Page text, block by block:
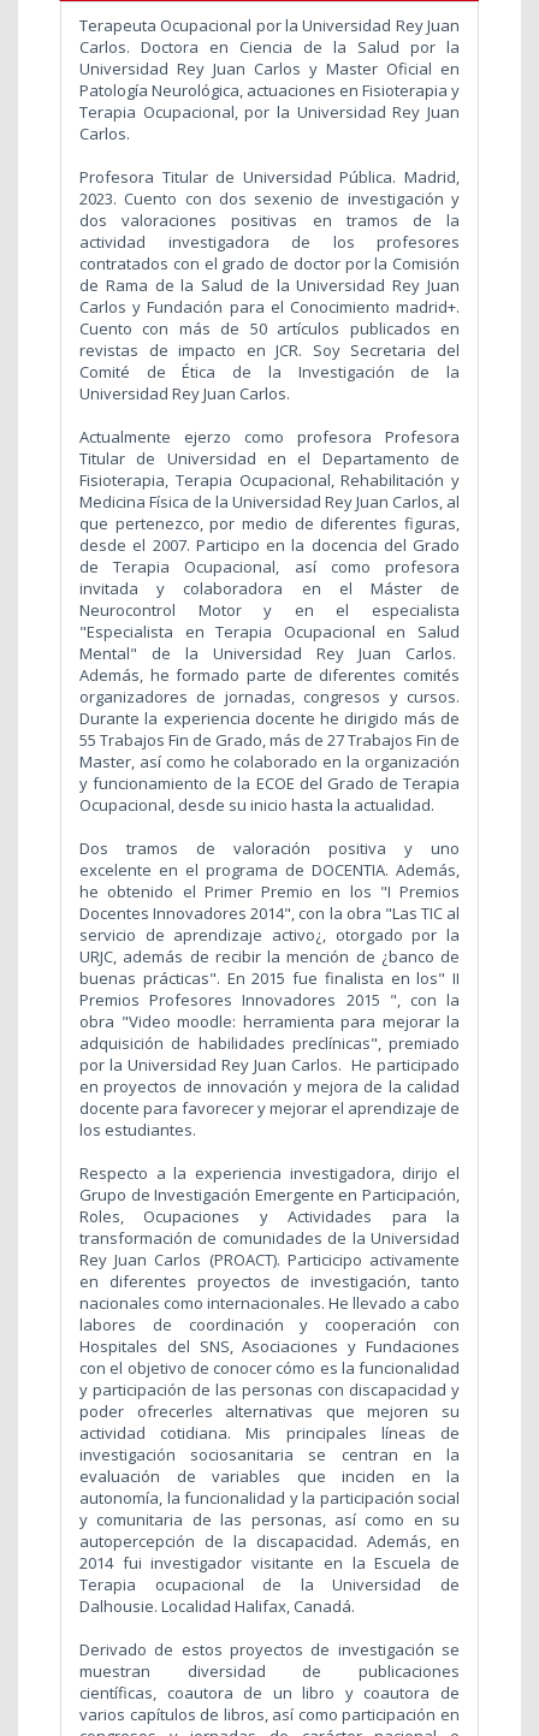
Terapeuta Ocupacional por la Universidad Rey Juan
Carlos. Doctora en Ciencia de la Salud por la
Universidad Rey Juan Carlos y Master Oficial en
Patología Neurológica, actuaciones en Fisioterapia y
Terapia Ocupacional, por la Universidad Rey Juan
Carlos.
Profesora Titular de Universidad Pública. Madrid,
2023. Cuento con dos sexenio de investigación y
dos valoraciones positivas en tramos de la
actividad investigadora de los profesores
contratados con el grado de doctor por la Comisión
de Rama de la Salud de la Universidad Rey Juan
Carlos y Fundación para el Conocimiento madrid+.
Cuento con más de 50 artículos publicados en
revistas de impacto en JCR. Soy Secretaria del
Comité de Ética de la Investigación de la
Universidad Rey Juan Carlos.
Actualmente ejerzo como profesora Profesora
Titular de Universidad en el Departamento de
Fisioterapia, Terapia Ocupacional, Rehabilitación y
Medicina Física de la Universidad Rey Juan Carlos, al
que pertenezco, por medio de diferentes figuras,
desde el 2007. Participo en la docencia del Grado
de Terapia Ocupacional, así como profesora
invitada y colaboradora en el Máster de
Neurocontrol Motor y en el especialista
"Especialista en Terapia Ocupacional en Salud
Mental" de la Universidad Rey Juan Carlos.
Además, he formado parte de diferentes comités
organizadores de jornadas, congresos y cursos.
Durante la experiencia docente he dirigido más de
55 Trabajos Fin de Grado, más de 27 Trabajos Fin de
Master, así como he colaborado en la organización
y funcionamiento de la ECOE del Grado de Terapia
Ocupacional, desde su inicio hasta la actualidad.
Dos tramos de valoración positiva y uno
excelente en el programa de DOCENTIA. Además,
he obtenido el Primer Premio en los "I Premios
Docentes Innovadores 2014", con la obra "Las TIC al
servicio de aprendizaje activo¿, otorgado por la
URJC, además de recibir la mención de ¿banco de
buenas prácticas". En 2015 fue finalista en los" II
Premios Profesores Innovadores 2015 ", con la
obra "Video moodle: herramienta para mejorar la
adquisición de habilidades preclínicas", premiado
por la Universidad Rey Juan Carlos. He participado
en proyectos de innovación y mejora de la calidad
docente para favorecer y mejorar el aprendizaje de
los estudiantes.
Respecto a la experiencia investigadora, dirijo el
Grupo de Investigación Emergente en Participación,
Roles, Ocupaciones y Actividades para la
transformación de comunidades de la Universidad
Rey Juan Carlos (PROACT). Particicipo activamente
en diferentes proyectos de investigación, tanto
nacionales como internacionales. He llevado a cabo
labores de coordinación y cooperación con
Hospitales del SNS, Asociaciones y Fundaciones
con el objetivo de conocer cómo es la funcionalidad
y participación de las personas con discapacidad y
poder ofrecerles alternativas que mejoren su
actividad cotidiana. Mis principales líneas de
investigación sociosanitaria se centran en la
evaluación de variables que inciden en la
autonomía, la funcionalidad y la participación social
y comunitaria de las personas, así como en su
autopercepción de la discapacidad. Además, en
2014 fui investigador visitante en la Escuela de
Terapia ocupacional de la Universidad de
Dalhousie. Localidad Halifax, Canadá.
Derivado de estos proyectos de investigación se
muestran diversidad de publicaciones
científicas, coautora de un libro y coautora de
varios capítulos de libros, así como participación en